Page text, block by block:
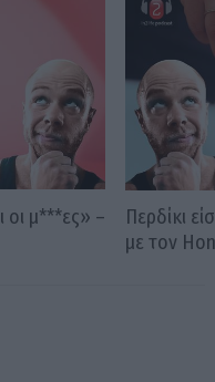
οι μ***ες» –
Περδίκι
με τον